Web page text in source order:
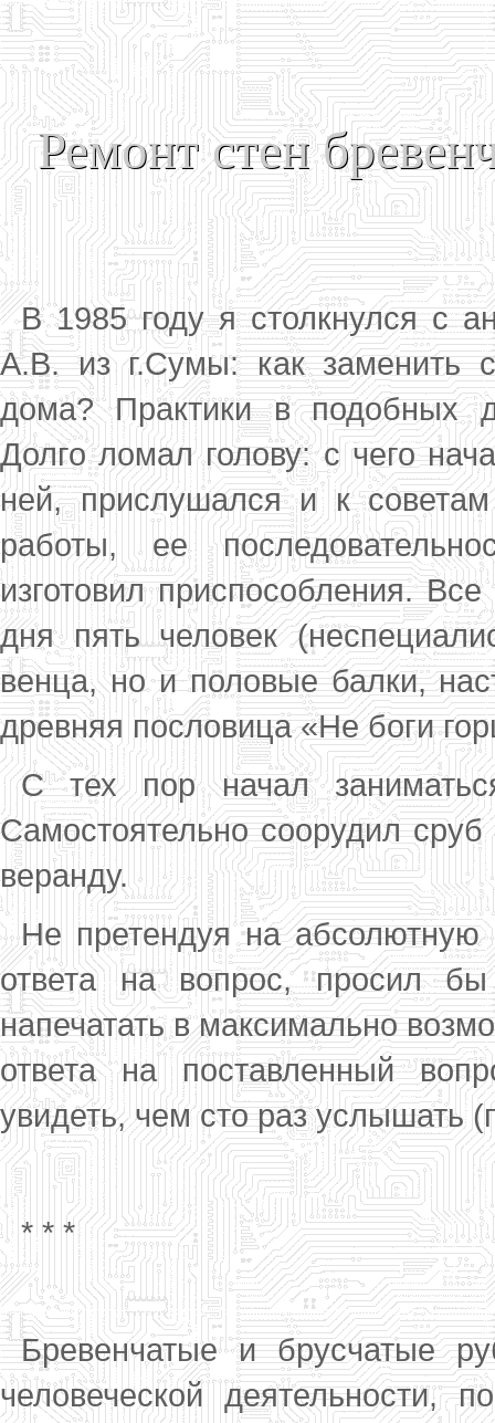
Ремонт стен
В 1985 году я столкнулся с
А.В. из г.Сумы: как заменить
дома? Практики в подобных
Долго ломал голову: с чего
ней, прислушался и к
работы, ее
изготовил приспособления.
дня пять человек
венца, но и поло­вые балки,
древняя пословица «Не боги
С тех пор начал
Самостоятель­но соорудил
веранду.
Не претендуя на абсолютную
ответа на вопрос, просил
напечатать в максимально
ответа на поставленный
увидеть, чем сто раз услышать
* * *
Бревенчатые и брусчатые
человеческой деятельности,